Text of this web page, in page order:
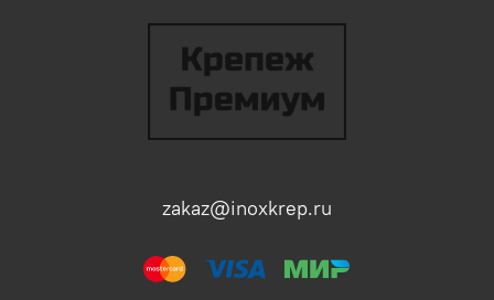
zakaz@inoxkrep.ru